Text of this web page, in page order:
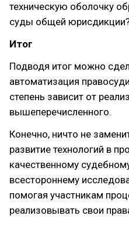
техническую оболочку
суды общей
Итог
Подводя итог можно
автоматизация
степень зависит от
вышеперечисленного.
Конечно, ничто не
развитие технологий в
качественному
всестороннему
помогая участникам
реализовывать свои